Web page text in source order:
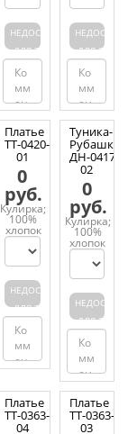
НЕДОСТУПЕН
ДЛЯ ЗАКАЗА
ДЛЯ
Платье
ТТ-0420-
01
0
руб.
Кулирка;
100%
хлопок
НЕДОСТУПЕН
ДЛЯ ЗАКАЗА
Туника-
Рубашка
ДН-0417-
02
0
руб.
Кулирка;
100%
хлопок
ДЛЯ
Платье
ТТ-0363-
04
Платье
ТТ-0363-
03